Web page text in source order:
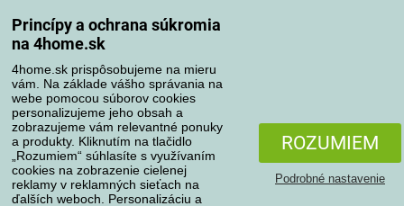
Princípy a ochrana súkromia
na 4home.sk
4home.sk prispôsobujeme na mieru
vám. Na základe vášho správania na
webe pomocou súborov cookies
personalizujeme jeho obsah a
zobrazujeme vám relevantné ponuky
a produkty. Kliknutím na tlačidlo
„Rozumiem“ súhlasíte s využívaním
cookies na zobrazenie cielenej
reklamy v reklamných sieťach na
ďalších weboch. Personalizáciu a
ROZUMIEM
Podrobné nastavenie
Spôsoby platby
Spoľahlivý obchod